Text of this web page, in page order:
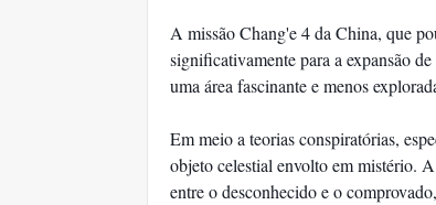
A missão Chang'e 4 da China, que
significativamente para a expansão
uma área fascinante e menos
Em meio a teorias conspiratórias,
objeto celestial envolto em mistério.
entre o desconhecido e o